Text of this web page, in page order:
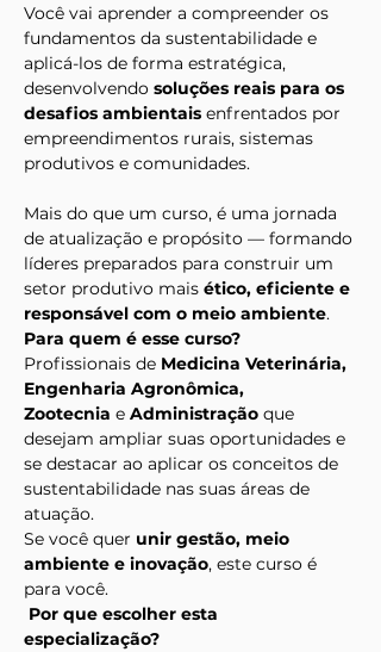
Você vai aprender a compreender os
fundamentos da sustentabilidade e
aplicá-los de forma estratégica,
desenvolvendo soluções reais para os
desafios ambientais enfrentados por
empreendimentos rurais, sistemas
produtivos e comunidades.
Mais do que um curso, é uma jornada
de atualização e propósito — formando
líderes preparados para construir um
setor produtivo mais ético, eficiente e
responsável com o meio ambiente.
Para quem é esse curso?
Profissionais de Medicina Veterinária,
Engenharia Agronômica,
Zootecnia e Administração que
desejam ampliar suas oportunidades e
se destacar ao aplicar os conceitos de
sustentabilidade nas suas áreas de
atuação.
Se você quer unir gestão, meio
ambiente e inovação, este curso é
para você.
Por que escolher esta
especialização?